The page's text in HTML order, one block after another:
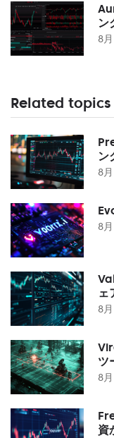
ン
8
Related topics
ン
8
8
ェ
8
ツ
8
資